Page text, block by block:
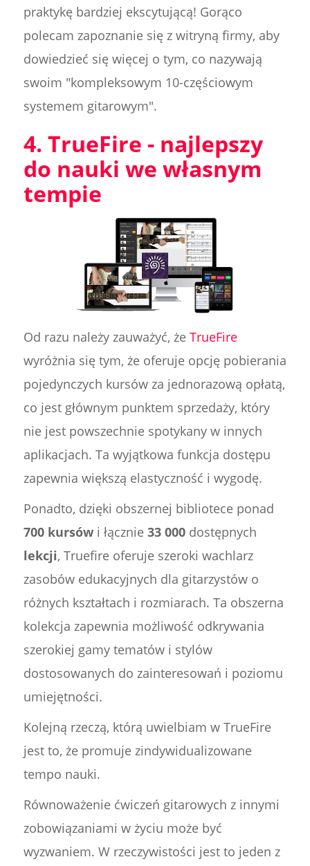
praktykę bardziej ekscytującą! Gorąco
polecam zapoznanie się z witryną firmy, aby
dowiedzieć się więcej o tym, co nazywają
swoim "kompleksowym 10-częściowym
systemem gitarowym".
4. TrueFire - najlepszy
do nauki we własnym
tempie
Od razu należy zauważyć, że TrueFire
wyróżnia się tym, że oferuje opcję pobierania
pojedynczych kursów za jednorazową opłatą,
co jest głównym punktem sprzedaży, który
nie jest powszechnie spotykany w innych
aplikacjach. Ta wyjątkowa funkcja dostępu
zapewnia większą elastyczność i wygodę.
Ponadto, dzięki obszernej bibliotece ponad
700 kursówi łącznie 33 000dostępnych
lekcji, Truefire oferuje szeroki wachlarz
zasobów edukacyjnych dla gitarzystów o
różnych kształtach i rozmiarach. Ta obszerna
kolekcja zapewnia możliwość odkrywania
szerokiej gamy tematów i stylów
dostosowanych do zainteresowań i poziomu
umiejętności.
Kolejną rzeczą, którą uwielbiam w TrueFire
jest to, że promuje zindywidualizowane
tempo nauki.
Równoważenie ćwiczeń gitarowych z innymi
zobowiązaniami w życiu może być
wyzwaniem. W rzeczywistości jest to jeden z